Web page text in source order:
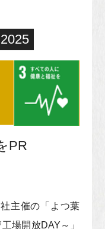
PR
主催の「よつ葉
場開放DAY～」